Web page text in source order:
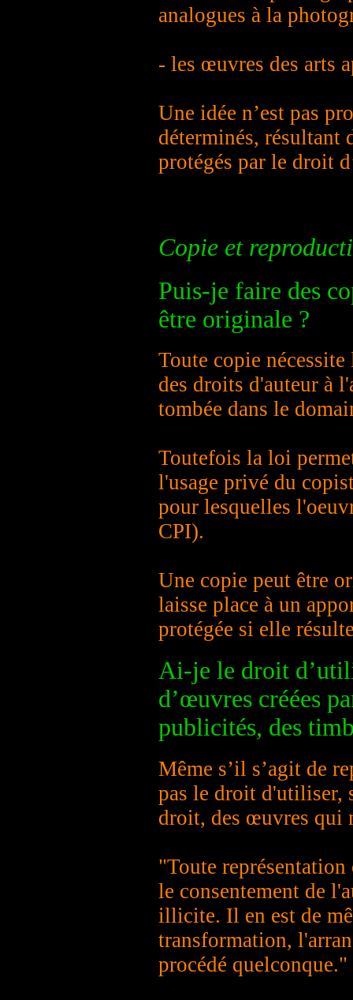
analogues à la
- les œuvres des arts
Une idée n’est pas
déterminés, résultant
protégés par le droit
Copie et
Puis-je faire des
être originale ?
Toute copie
des droits d'auteur à
tombée dans le
Toutefois la loi
l'usage privé du
pour lesquelles
CPI).
Une copie peut être
laisse place à un
protégée si elle
Ai-je le droit
d’œuvres créées
publicités, des
Même s’il s’agit de
pas le droit d'utiliser,
droit, des œuvres qui
"Toute
le consentement de
illicite. Il en est de
transformation,
procédé